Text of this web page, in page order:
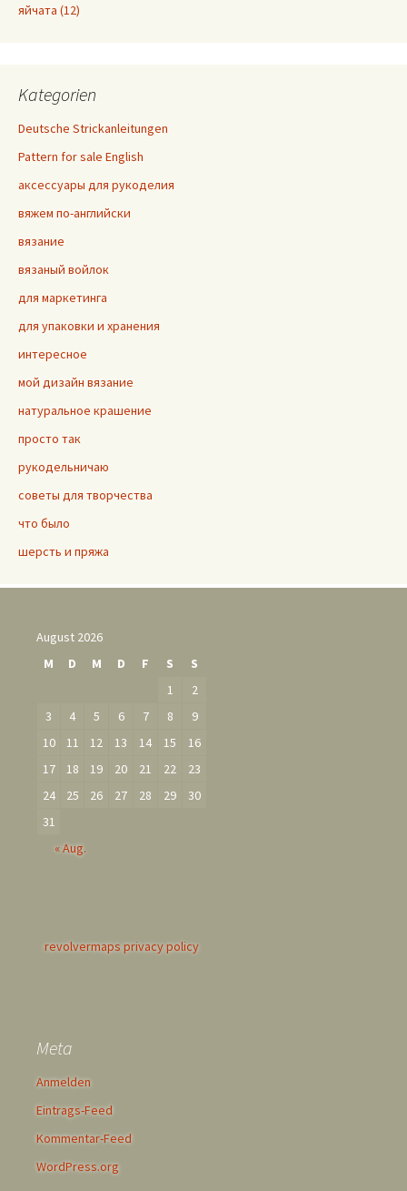
яйчата (12)
Kategorien
Deutsche Strickanleitungen
Pattern for sale English
аксессуары для рукоделия
вяжем по-английски
вязание
вязаный войлок
для маркетинга
для упаковки и хранения
интересное
мой дизайн вязание
натуральное крашение
просто так
рукодельничаю
советы для творчества
что было
шерсть и пряжа
August 2026
M
D M D F S
S
1
2
3
4 5 6 7 8
9
10
11 12 13 14 15
16
17
18 19 20 21 22
23
24
25 26 27 28 29
30
31
« Aug.
revolvermaps privacy policy
Meta
Anmelden
Eintrags-Feed
Kommentar-Feed
WordPress.org